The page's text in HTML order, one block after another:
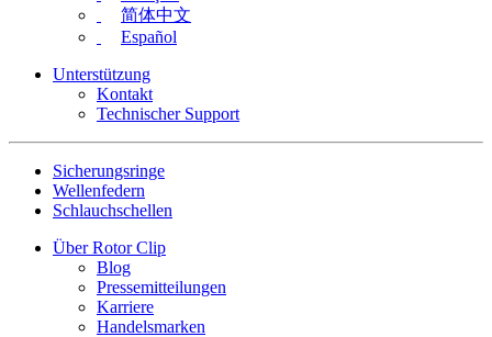
简体中文
Español
Unterstützung
Kontakt
Technischer Support
Sicherungsringe
Wellenfedern
Schlauchschellen
Über Rotor Clip
Blog
Pressemitteilungen
Karriere
Handelsmarken